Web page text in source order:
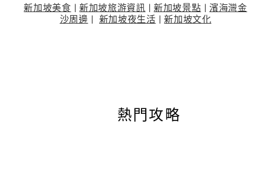
新加坡美食 |新加坡旅游資訊 |新加坡景點 |濱海灣金
沙周邊
新加坡夜生活 |新加坡文化
熱門攻略